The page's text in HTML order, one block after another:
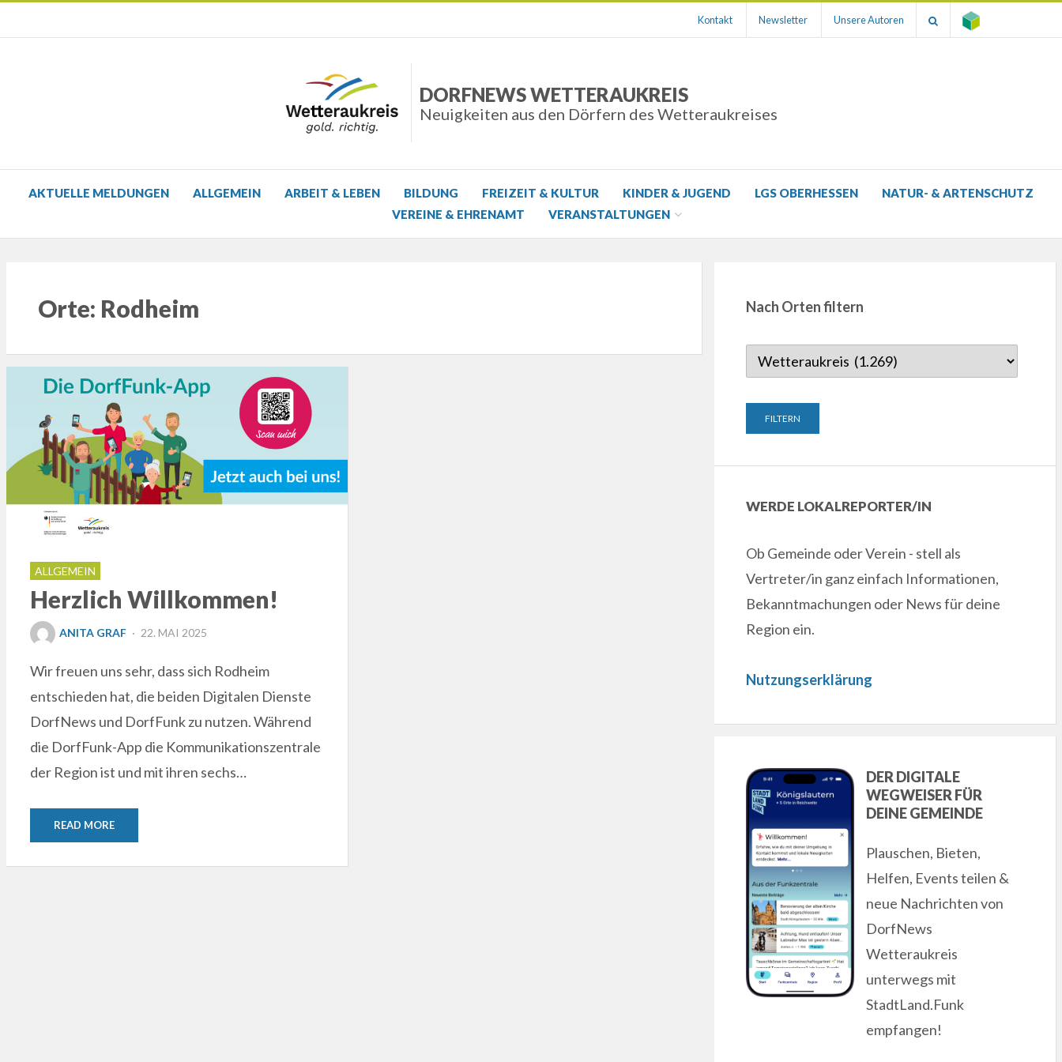
Kontakt Newsletter Unsere Autoren
DORFNEWS WETTERAUKREIS
Neuigkeiten aus den Dörfern des Wetteraukreises
AKTUELLE MELDUNGEN ALLGEMEIN ARBEIT & LEBEN BILDUNG FREIZEIT & KULTUR KINDER & JUGEND LGS OBERHESSEN
NATUR- & ARTENSCHUTZ
VEREINE & EHRENAMT
VERANSTALTUNGEN
Orte: Rodheim
ALLGEMEIN
Herzlich Willkommen!
ANITA GRAF
POSTED
22. MAI 2025
Wir freuen uns sehr, dass sich Rodheim
entschieden hat, die beiden Digitalen Dienste
DorfNews und DorfFunk zu nutzen. Während
die DorfFunk-App die Kommunikationszentrale
der Region ist und mit ihren sechs…
READ MORE
Nach Orten filtern
WERDE LOKALREPORTER/IN
Ob Gemeinde oder Verein - stell als
Vertreter/in ganz einfach Informationen,
Bekanntmachungen oder News für deine
Region ein.
Nutzungserklärung
DER DIGITALE
WEGWEISER FÜR
DEINE GEMEINDE
Plauschen, Bieten,
Helfen, Events teilen &
neue Nachrichten von
DorfNews
Wetteraukreis
unterwegs mit
StadtLand.Funk
empfangen!